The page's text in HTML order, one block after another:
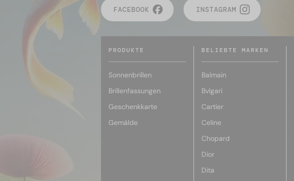
FACEBOOK INSTAGRAM
PRODUKTE
Sonnenbrillen
Brillenfassungen
Geschenkkarte
Gemälde
BELIEBTE MARKEN
Balmain
Bvlgari
Cartier
Celine
Chopard
Dior
Dita